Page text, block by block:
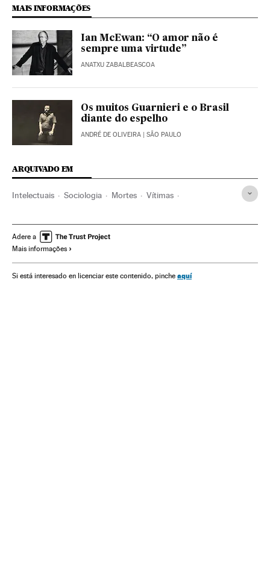
MAIS INFORMAÇÕES
Ian McEwan: “O amor não é
sempre uma virtude”
ANATXU ZABALBEASCOA
Os muitos Guarnieri e o Brasil
diante do espelho
ANDRÉ DE OLIVEIRA | SÃO PAULO
ARQUIVADO EM
Intelectuais Sociologia Mortes Vítimas
América do Sul América Latina
Adere a
Mais informações
Si está interesado en licenciar este contenido, pinche aquí